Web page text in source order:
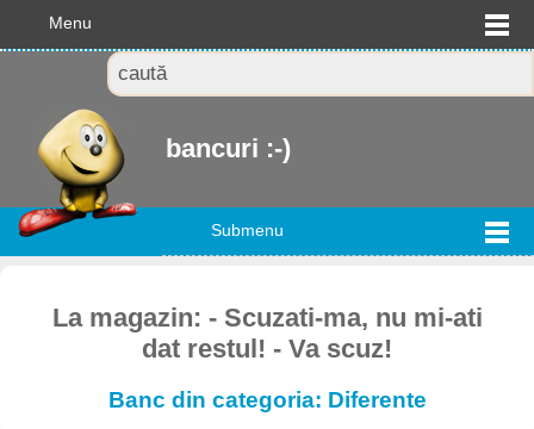
Menu
bancuri :-)
Submenu
La magazin: - Scuzati-ma, nu mi-ati
dat restul! - Va scuz!
Banc din categoria: Diferente